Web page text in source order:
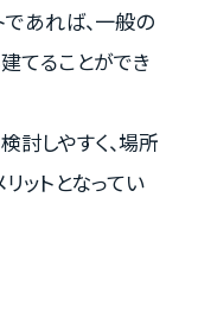
あれば、一般の
てることができ
討しやすく、場所
ットとなってい